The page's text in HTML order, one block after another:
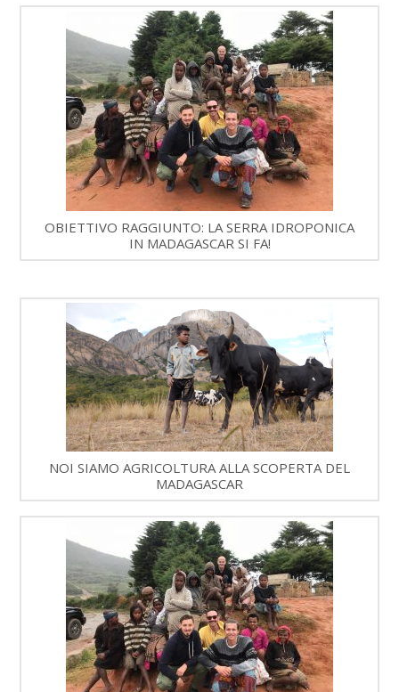
OBIETTIVO RAGGIUNTO: LA SERRA IDROPONICA
IN MADAGASCAR SI FA!
NOI SIAMO AGRICOLTURA ALLA SCOPERTA DEL
MADAGASCAR